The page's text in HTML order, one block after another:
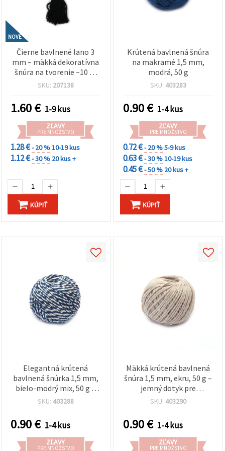
NOVÉ
Čierne bavlnené lano 3
mm – mäkká dekoratívna
šnúra na tvorenie ~10 m
(rolka) – ideálne na
SKU: 207138
1.60€ 1-9 kus
ZĽAVY
PRE MNOŽSTVO
1.28 €- 20 %10-19 kus
1.12 €- 30 % 20 kus +
KÚPIŤ
Krútená bavlnená šnúra
na makramé 1,5 mm,
modrá, 50 g
SKU: 403283
0.90€ 1-4 kus
ZĽAVY
PRE MNOŽSTVO
0.72 €- 20 %5-9 kus
0.63 €- 30 %10-19 kus
0.45 €- 50 % 20 kus +
KÚPIŤ
Elegantná krútená
bavlnená šnúrka 1,5 mm,
bielo-modrý mix, 50 g –
ideálna na DIY, ručné
SKU: 403288
0.90€ 1-4 kus
ZĽAVY
PRE MNOŽSTVO
Mäkká krútená bavlnená
šnúra 1,5 mm, ekru, 50 g –
jemný dotyk pre
handmade, DIY a
SKU: 403290
0.90€ 1-4 kus
ZĽAVY
PRE MNOŽSTVO